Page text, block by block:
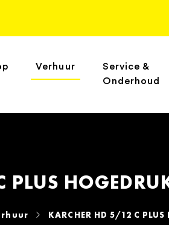
Verhuur
Service &
Onderhoud
KARCHER HD 5/12 C